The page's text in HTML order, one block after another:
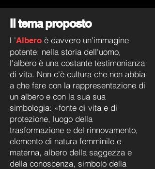
Il tema proposto
L'Albero è davvero un'immagine
potente: nella storia dell'uomo,
l'albero è una costante testimonianza
di vita. Non c'è cultura che non abbia
a che fare con la rappresentazione di
un albero e con la sua sua
simbologia: «fonte di vita e di
protezione, luogo della
trasformazione e del rinnovamento,
elemento di natura femminile e
materna, albero della saggezza e
della conoscenza, simbolo della